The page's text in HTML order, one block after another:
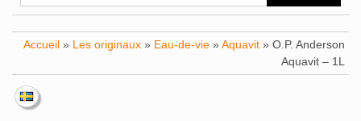
Accueil » Les originaux » Eau-de-vie »Aquavit » O.P. Anderson
Aquavit – 1L